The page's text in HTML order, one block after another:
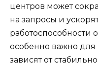
центров может
на запросы и
работоспособности
особенно важно для
зависят от